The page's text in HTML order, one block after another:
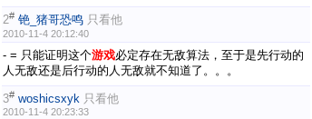
2# 铯_猪哥恐鸣 只看他
2010-11-4 20:12:40
- = 只能证明这个游戏必定存在无敌算法，至于是先行动的
人无敌还是后行动的人无敌就不知道了。。。
3# woshicsxyk 只看他
2010-11-4 20:23:33